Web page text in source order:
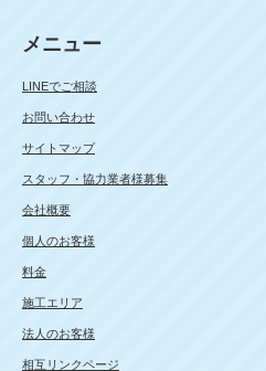
メニュー
LINEでご相談
お問い合わせ
サイトマップ
スタッフ・協力業者様募集
会社概要
個人のお客様
料金
施工エリア
法人のお客様
相互リンクページ